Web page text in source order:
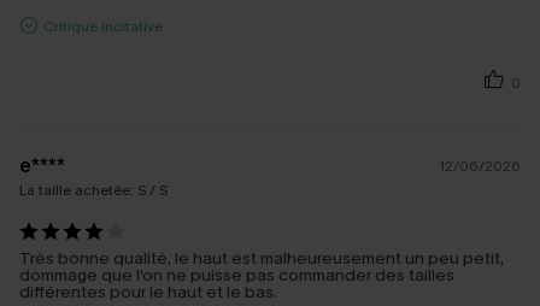
Critique Incitative
0
e****
12/06/2026
La taille achetée: S / S
Très bonne qualité, le haut est malheureusement un peu petit,
dommage que l’on ne puisse pas commander des tailles
différentes pour le haut et le bas.